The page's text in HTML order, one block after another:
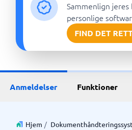
Sammenlign jeres
personlige
FIND DET
Anmeldelser Funktioner
Hjem /